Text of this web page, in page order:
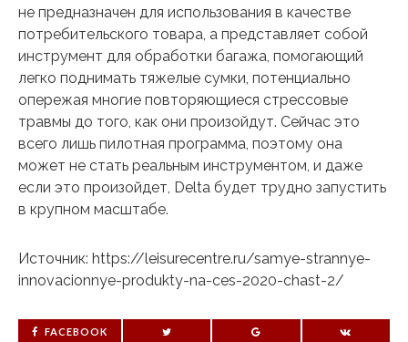
не предназначен для использования в качестве
потребительского товара, а представляет собой
инструмент для обработки багажа, помогающий
легко поднимать тяжелые сумки, потенциально
опережая многие повторяющиеся стрессовые
травмы до того, как они произойдут. Сейчас это
всего лишь пилотная программа, поэтому она
может не стать реальным инструментом, и даже
если это произойдет, Delta будет трудно запустить
в крупном масштабе.
Источник: https://leisurecentre.ru/samye-strannye-
innovacionnye-produkty-na-ces-2020-chast-2/
FACEBOOK